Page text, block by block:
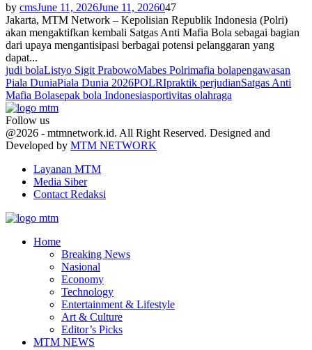
by cmsJune 11, 2026June 11, 2026047
Jakarta, MTM Network – Kepolisian Republik Indonesia (Polri)
akan mengaktifkan kembali Satgas Anti Mafia Bola sebagai bagian
dari upaya mengantisipasi berbagai potensi pelanggaran yang
dapat...
judi bolaListyo Sigit PrabowoMabes Polrimafia bolapengawasan
Piala DuniaPiala Dunia 2026POLRIpraktik perjudianSatgas Anti
Mafia Bolasepak bola Indonesiasportivitas olahraga
Follow us
Facebook
Twitter
Youtube
@2026 - mtmnetwork.id. All Right Reserved. Designed and
Developed by MTM NETWORK
Layanan MTM
Media Siber
Contact Redaksi
Home
Breaking News
Nasional
Economy
Technology
Entertainment & Lifestyle
Art & Culture
Editor’s Picks
MTM NEWS